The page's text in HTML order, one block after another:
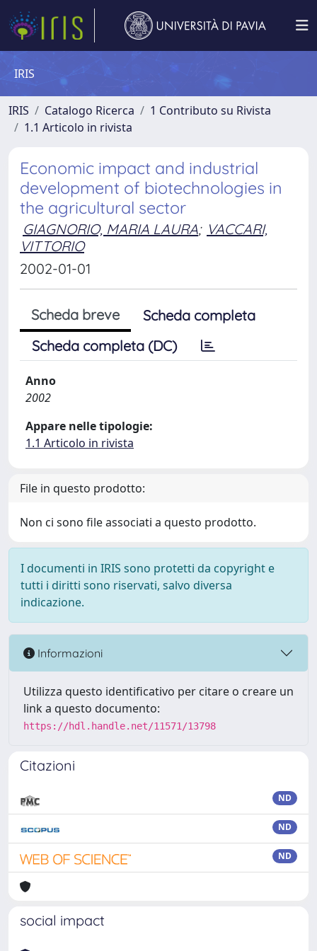
IRIS
IRIS Catalogo Ricerca
1 Contributo su Rivista
1.1 Articolo in rivista
Economic impact and industrial
development of biotechnologies in
the agricultural sector
GIAGNORIO, MARIA LAURA; VACCARI,
VITTORIO
2002-01-01
Scheda breve
Scheda completa
Scheda completa (DC)
Anno
2002
Appare nelle tipologie:
1.1 Articolo in rivista
File in questo prodotto:
Non ci sono file associati a questo prodotto.
I documenti in IRIS sono protetti da copyright e
tutti i diritti sono riservati, salvo diversa
indicazione.
Informazioni
Utilizza questo identificativo per citare o creare un
link a questo documento:
https://hdl.handle.net/11571/13798
Citazioni
ND
ND
ND
social impact